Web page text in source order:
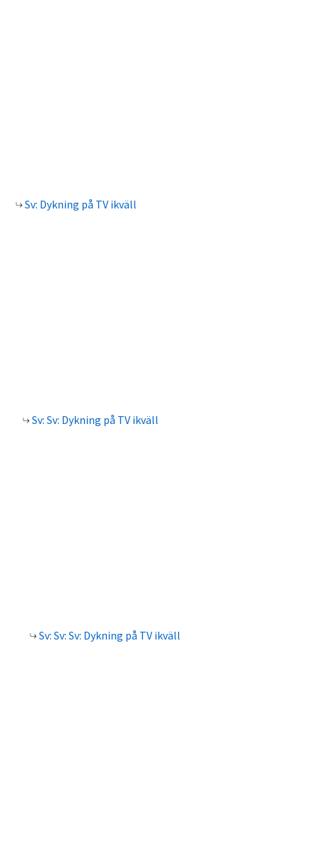
Sv: Dykning på TV ikväll
Sv: Sv: Dykning på TV ikväll
Sv: Sv: Sv: Dykning på TV ikväll